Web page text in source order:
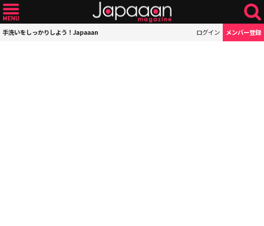
手洗いをしっかりしよう！Japaaan ログイン メンバー登録